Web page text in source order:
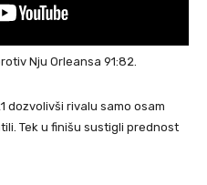
Nju Orleansa 91:82.
dozvolivši rivalu samo osam
Tek u finišu sustigli prednost